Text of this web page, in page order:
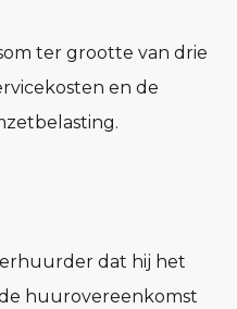
ter grootte van drie
en de
dat hij het
huurovereenkomst